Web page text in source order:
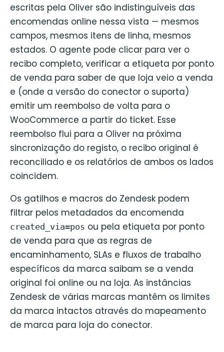
escritas pela Oliver são indistinguíveis das
encomendas online nessa vista — mesmos
campos, mesmos itens de linha, mesmos
estados. O agente pode clicar para ver o
recibo completo, verificar a etiqueta por ponto
de venda para saber de que loja veio a venda
e (onde a versão do conector o suporta)
emitir um reembolso de volta para o
WooCommerce a partir do ticket. Esse
reembolso flui para a Oliver na próxima
sincronização do registo, o recibo original é
reconciliado e os relatórios de ambos os lados
coincidem.
Os gatilhos e macros do Zendesk podem
filtrar pelos metadados da encomenda
created_via=pos ou pela etiqueta por ponto
de venda para que as regras de
encaminhamento, SLAs e fluxos de trabalho
específicos da marca saibam se a venda
original foi online ou na loja. As instâncias
Zendesk de várias marcas mantêm os limites
da marca intactos através do mapeamento
de marca para loja do conector.